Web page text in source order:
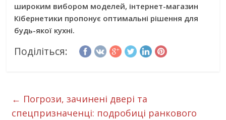
широким вибором моделей, інтернет-магазин
Кібернетики пропонує оптимальні рішення для
будь-якої кухні.
Поділіться:
← Погрози, зачинені двері та
спецпризначенці: подробиці ранкового